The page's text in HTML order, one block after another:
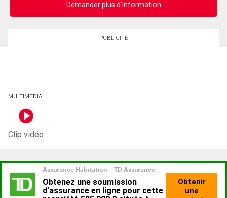
Demander plus d'information
PUBLICITÉ
MULTIMEDIA
Clip vidéo